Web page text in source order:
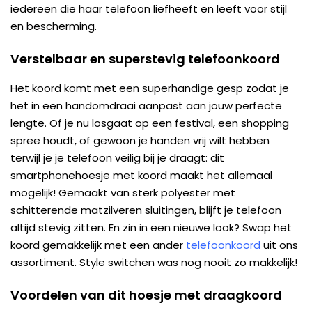
iedereen die haar telefoon liefheeft en leeft voor stijl
en bescherming.
Verstelbaar en superstevig telefoonkoord
Het koord komt met een superhandige gesp zodat je
het in een handomdraai aanpast aan jouw perfecte
lengte. Of je nu losgaat op een festival, een shopping
spree houdt, of gewoon je handen vrij wilt hebben
terwijl je je telefoon veilig bij je draagt: dit
smartphonehoesje met koord maakt het allemaal
mogelijk! Gemaakt van sterk polyester met
schitterende matzilveren sluitingen, blijft je telefoon
altijd stevig zitten. En zin in een nieuwe look? Swap het
koord gemakkelijk met een ander telefoonkoord uit ons
assortiment. Style switchen was nog nooit zo makkelijk!
Voordelen van dit hoesje met draagkoord